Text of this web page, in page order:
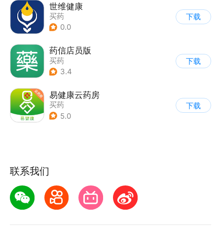
世维健康
买药
0.0
下载
药信店员版
买药
3.4
下载
易健康云药房
买药
5.0
下载
联系我们